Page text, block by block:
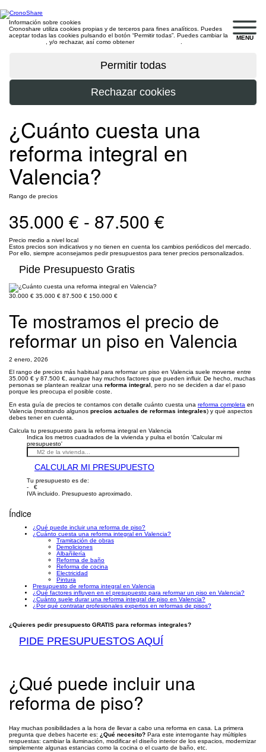
MENU
Información sobre cookies
Cronoshare utiliza cookies propias y de terceros para fines analíticos. Puedes
aceptar todas las cookies pulsando el botón “Permitir todas”. Puedes cambiar la
, y/o rechazar, así como obtener
¿Cuánto cuesta una
reforma integral en
Valencia?
Rango de precios
35.000 € - 87.500 €
Precio medio a nivel local
Estos precios son indicativos y no tienen en cuenta los cambios periódicos del mercado.
Por ello, siempre aconsejamos pedir presupuestos para tener precios personalizados.
Pide Presupuesto Gratis
30.000 € 35.000 € 87.500 € 150.000 €
Te mostramos el precio de
reformar un piso en Valencia
2 enero, 2026
El rango de precios más habitual para reformar un piso en Valencia suele moverse entre
35.000 € y 87.500 €, aunque hay muchos factores que pueden influir. De hecho, muchas
personas se plantean realizar una reforma integral , pero no se deciden a dar el paso
porque les preocupa el posible coste.
En esta guía de precios te contamos con detalle cuánto cuesta una reforma completa en
Valencia (mostrando algunos precios actuales de reformas integrales) y qué aspectos
debes tener en cuenta.
Calcula tu presupuesto para la reforma integral en Valencia
Indica los metros cuadrados de la vivienda y pulsa el botón 'Calcular mi
presupuesto'
CALCULAR MI PRESUPUESTO
Tu presupuesto es de:
- €
IVA incluido. Presupuesto aproximado.
Índice
¿Qué puede incluir una reforma de piso?
¿Cuánto cuesta una reforma integral en Valencia?
Tramitación de obras
Demoliciones
Albañilería
Reforma de baño
Reforma de cocina
Electricidad
Pintura
Presupuesto de reforma integral en Valencia
¿Qué factores influyen en el presupuesto para reformar un piso en Valencia?
¿Cuánto suele durar una reforma integral de piso en Valencia?
¿Por qué contratar profesionales expertos en reformas de pisos?
¿Quieres pedir presupuesto GRATIS para reformas integrales?
PIDE PRESUPUESTOS AQUÍ
¿Qué puede incluir una
reforma de piso?
Hay muchas posibilidades a la hora de llevar a cabo una reforma en casa. La primera
pregunta que debes hacerte es: ¿Qué necesito? Para este interrogante hay múltiples
respuestas: cambiar la iluminación, modificar el diseño interior de los espacios, modernizar
simplemente algunas estancias como la cocina o el cuarto de baño, etc.